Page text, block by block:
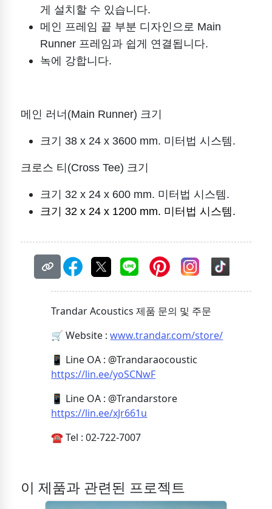
게 설치할 수 있습니다.
메인 프레임 끝 부분 디자인으로 Main
Runner 프레임과 쉽게 연결됩니다.
녹에 강합니다.
메인 러너(Main Runner) 크기
크기 38 x 24 x 3600 mm. 미터법 시스템.
크로스 티(Cross Tee) 크기
크기 32 x 24 x 600 mm. 미터법 시스템.
크기 32 x 24 x 1200 mm. 미터법 시스템.
Trandar Acoustics 제품 문의 및 주문
🛒 Website :www.trandar.com/store/
📱 Line OA : @Trandaraocoustic
https://lin.ee/yoSCNwF
📱 Line OA : @Trandarstore
https://lin.ee/xJr661u
☎️ Tel : 02-722-7007
이 제품과 관련된 프로젝트